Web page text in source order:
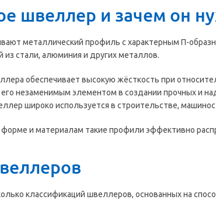
швеллер и зачем он
металлический профиль с характерным П-
из стали, алюминия и других металлов.
обеспечивает высокую жёсткость при
его незаменимым элементом в создании прочных и
широко используется в строительстве,
и материалам такие профили эффективно
классификаций швеллеров, основанных на